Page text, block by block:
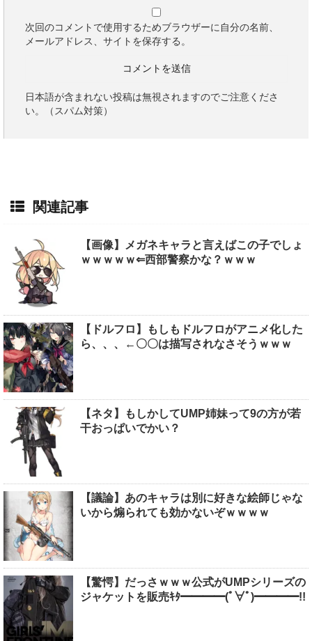
次回のコメントで使用するためブラウザーに自分の名前、
メールアドレス、サイトを保存する。
日本語が含まれない投稿は無視されますのでご注意くださ
い。（スパム対策）
関連記事
【画像】メガネキャラと言えばこの子でしょ
ｗｗｗｗｗ⇐西部警察かな？ｗｗｗ
【ドルフロ】もしもドルフロがアニメ化した
ら、、、←〇〇は描写されなさそうｗｗｗ
【ネタ】もしかしてUMP姉妹って9の方が若
干おっぱいでかい？
【議論】あのキャラは別に好きな絵師じゃな
いから煽られても効かないぞｗｗｗｗ
【驚愕】だっさｗｗｗ公式がUMPシリーズの
ジャケットを販売ｷﾀ━━━━(ﾟ∀ﾟ)━━━━!!